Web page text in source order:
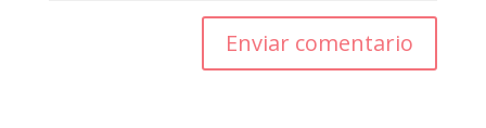
Enviar comentario